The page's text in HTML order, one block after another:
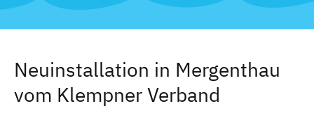
Neuinstallation in Mergenthau
vom Klempner Verband